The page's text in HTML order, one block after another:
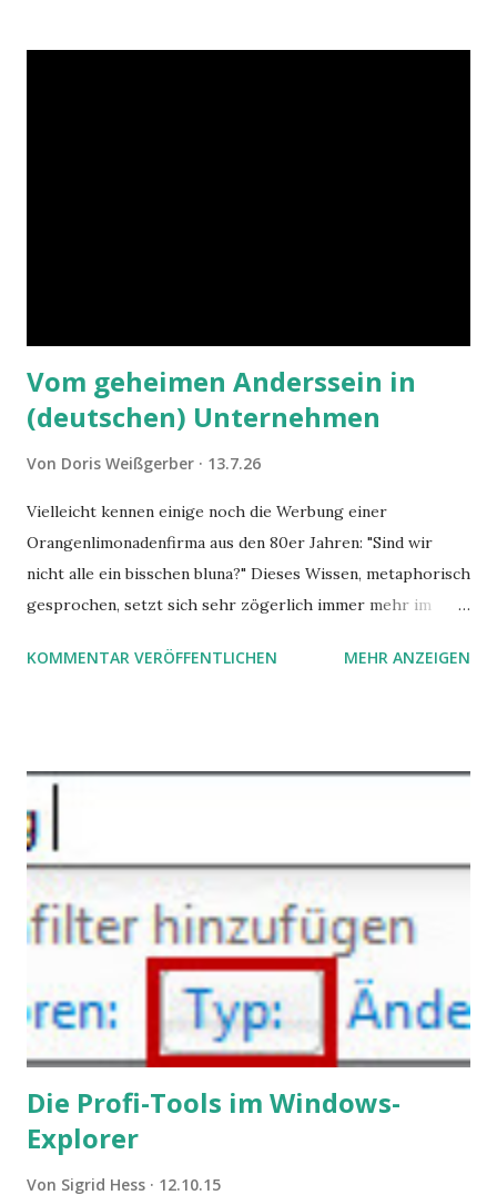
Vom geheimen Anderssein in
(deutschen) Unternehmen
Von Doris Weißgerber 13.7.26
Vielleicht kennen einige noch die Werbung einer
Orangenlimonadenfirma aus den 80er Jahren: "Sind wir
nicht alle ein bisschen bluna?" Dieses Wissen, metaphorisch
gesprochen, setzt sich sehr zögerlich immer mehr im
gleich. Im Arbeitskontext kann es zu nicht verstandenen
Angstzuständen ihrer Mitglieder. Dafür könnte es Gründe
geben, die weitgehend noch im Dunkeln zu liegen scheinen.
KOMMENTAR VERÖFFENTLICHEN MEHR ANZEIGEN
Die Profi-Tools im Windows-
Explorer
Von Sigrid Hess 12.10.15